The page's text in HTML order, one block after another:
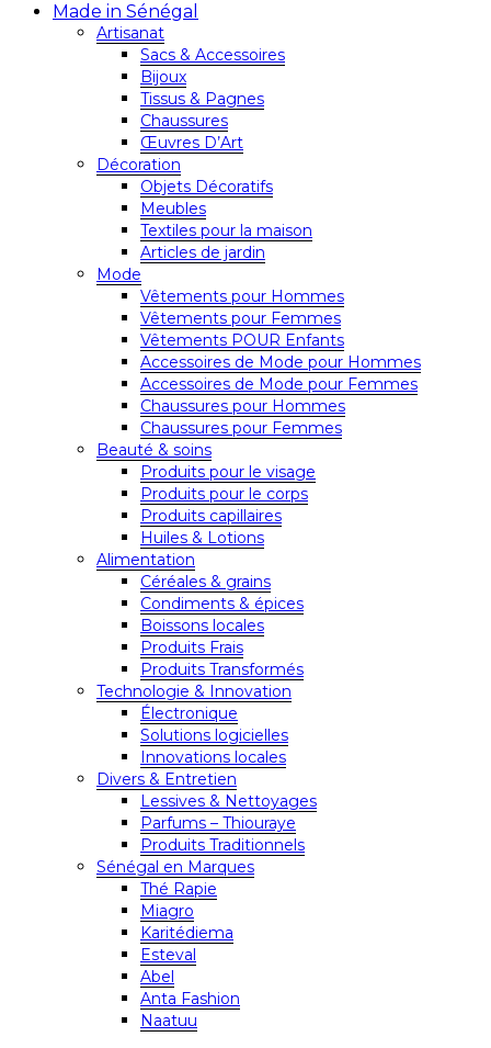
Made in Sénégal
Artisanat
Sacs & Accessoires
Bijoux
Tissus & Pagnes
Chaussures
Œuvres D’Art
Décoration
Objets Décoratifs
Meubles
Textiles pour la maison
Articles de jardin
Mode
Vêtements pour Hommes
Vêtements pour Femmes
Vêtements POUR Enfants
Accessoires de Mode pour Hommes
Accessoires de Mode pour Femmes
Chaussures pour Hommes
Chaussures pour Femmes
Beauté & soins
Produits pour le visage
Produits pour le corps
Produits capillaires
Huiles & Lotions
Alimentation
Céréales & grains
Condiments & épices
Boissons locales
Produits Frais
Produits Transformés
Technologie & Innovation
Électronique
Solutions logicielles
Innovations locales
Divers & Entretien
Lessives & Nettoyages
Parfums – Thiouraye
Produits Traditionnels
Sénégal en Marques
Thé Rapie
Miagro
Karitédiema
Esteval
Abel
Anta Fashion
Naatuu